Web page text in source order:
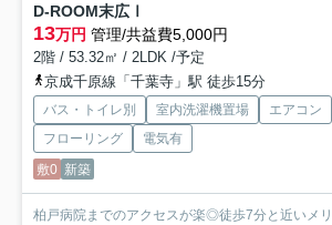
D-ROOM末広Ⅰ
13万円 管理/共益費5,000円
2階 / 53.32㎡ / 2LDK /予定
京成千原線「千葉寺」駅 徒歩15分
バス・トイレ別 室内洗濯機置場 エアコン
フローリング
電気有
敷0 新築
柏戸病院までのアクセスが楽◎徒歩7分と近いメ